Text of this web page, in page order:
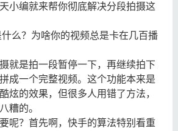
小编就来帮你彻底解决分段拍摄这
么？为啥你的视频总是卡在几百播
就是拍一段暂停一下，再继续拍下
成一个完整视频。这个功能本来是
炫的效果，但很多人用错了方法，
糟的。
呢？首先啊，快手的算法特别看重